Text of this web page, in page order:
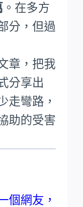
。在多方
分，但過
章，把我
分享出
走彎路，
助的受害
個網友，